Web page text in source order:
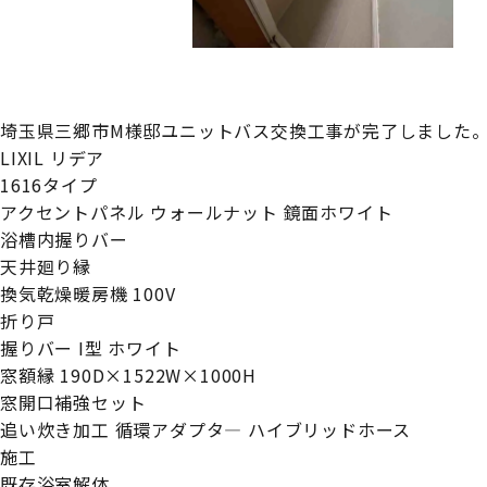
埼玉県三郷市M様邸ユニットバス交換工事が完了しました
LIXIL リデア
1616タイプ
アクセントパネル ウォールナット 鏡面ホワイト
浴槽内握りバー
天井廻り縁
換気乾燥暖房機 100V
折り戸
握りバー I型 ホワイト
窓額縁 190D×1522W×1000H
窓開口補強セット
追い炊き加工 循環アダプタ― ハイブリッドホース
施工